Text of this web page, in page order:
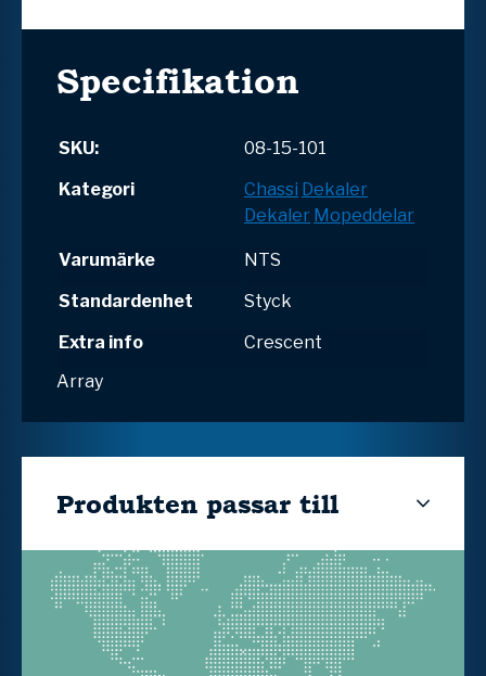
Specifikation
SKU:
08-15-101
Kategori
Chassi Dekaler
Dekaler Mopeddelar
Varumärke
NTS
Standardenhet
Styck
Extra info
Crescent
Array
Produkten passar till